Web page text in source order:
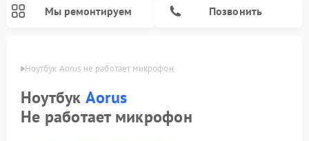
Мы ремонтируем Позвонить
Ноутбук Aorus не работает микрофон
Ноутбук Aorus
Не работает микрофон